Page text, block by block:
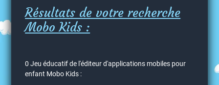
Résultats de votre recherche
Mobo Kids :
0 Jeu éducatif de l'éditeur d'applications mobiles pour
enfant Mobo Kids :